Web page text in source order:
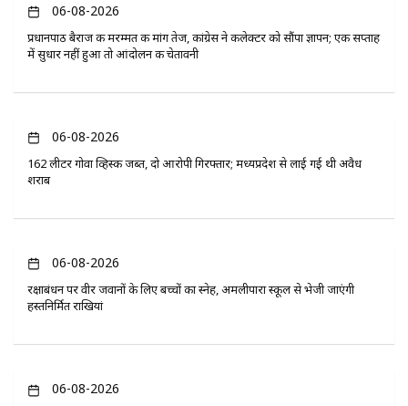
06-08-2026
प्रधानपाठ बैराज की मरम्मत की मांग तेज, कांग्रेस ने कलेक्टर को सौंपा ज्ञापन; एक सप्ताह
में सुधार नहीं हुआ तो आंदोलन की चेतावनी
06-08-2026
162 लीटर गोवा व्हिस्की जब्त, दो आरोपी गिरफ्तार; मध्यप्रदेश से लाई गई थी अवैध
शराब
06-08-2026
रक्षाबंधन पर वीर जवानों के लिए बच्चों का स्नेह, अमलीपारा स्कूल से भेजी जाएंगी
हस्तनिर्मित राखियां
06-08-2026